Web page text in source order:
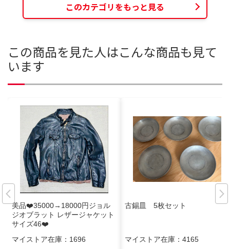
このカテゴリをもっと見る
この商品を見た人はこんな商品も見て
います
美品❤️35000→18000円ジョル
ジオブラット レザージャケット
サイズ46❤️
マイストア在庫： 1696
古錫皿 5枚セット
マイストア在庫： 4165